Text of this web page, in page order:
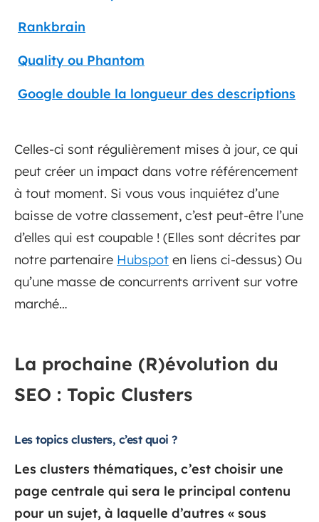
Rankbrain
Quality ou Phantom
Google double la longueur des descriptions
Celles-ci sont régulièrement mises à jour, ce qui
peut créer un impact dans votre référencement
à tout moment. Si vous vous inquiétez d’une
baisse de votre classement, c’est peut-être l’une
d’elles qui est coupable ! (Elles sont décrites par
notre partenaire Hubspot en liens ci-dessus) Ou
qu’une masse de concurrents arrivent sur votre
marché…
La prochaine (R)évolution du
SEO : Topic Clusters
Les topics clusters, c’est quoi ?
Les clusters thématiques, c’est choisir une
page centrale qui sera le principal contenu
pour un sujet, à laquelle d’autres « sous